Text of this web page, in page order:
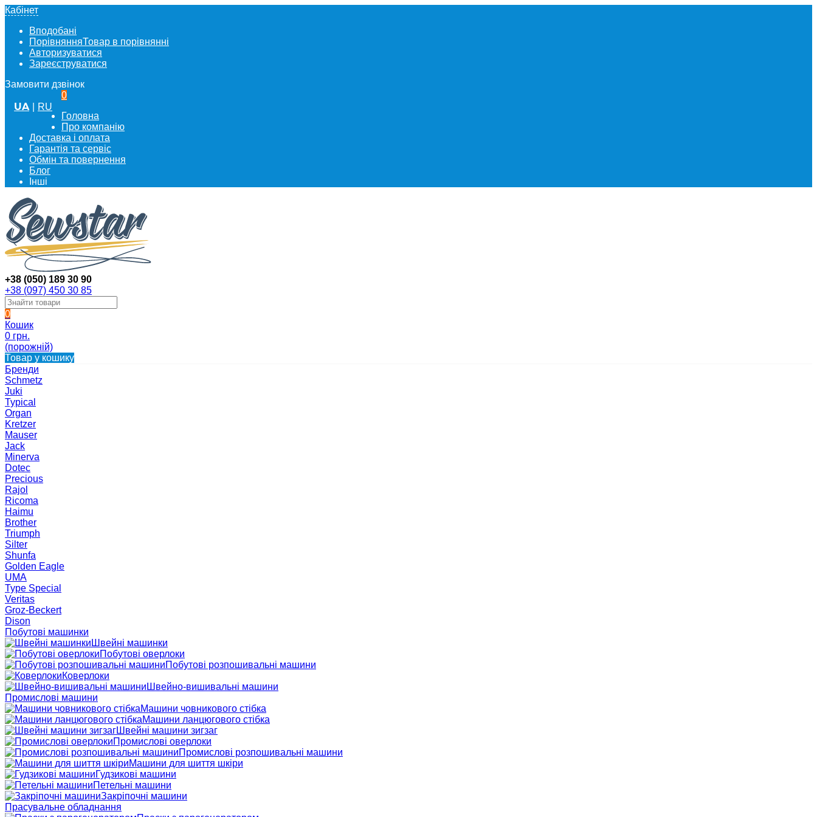
Кабінет
Вподобані
ПорівнянняТовар в порівнянні
Авторизуватися
Зареєструватися
Замовити дзвінок
UA RU
0
Головна
Про компанію
Доставка і оплата
Гарантія та сервіс
Обмін та повернення
Блог
Інші
+38 (050) 189 30 90
+38 (097) 450 30 85
0
Кошик
0 грн.
(порожній)
Товар у кошику
Бренди
Schmetz
Juki
Typical
Organ
Kretzer
Mauser
Jack
Minerva
Dotec
Precious
Rajol
Ricoma
Haimu
Brother
Triumph
Silter
Shunfa
Golden Eagle
UMA
Type Special
Veritas
Groz-Beckert
Dison
Побутові машинки
Швейні машинки
Побутові оверлоки
Побутові розпошивальні машини
Коверлоки
Швейно-вишивальні машини
Промислові машини
Машини човникового стібка
Машини ланцюгового стібка
Швейні машини зигзаг
Промислові оверлоки
Промислові розпошивальні машини
Машини для шиття шкіри
Гудзикові машини
Петельні машини
Закріпочні машини
Прасувальне обладнання